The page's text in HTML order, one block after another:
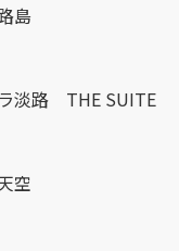
島
ラ淡路 THE SUITE
空